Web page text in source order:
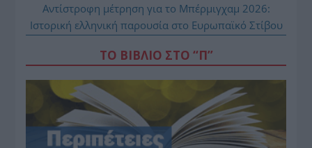
Αντίστροφη μέτρηση για το Μπέρμιγχαμ 2026:
Ιστορική ελληνική παρουσία στο Ευρωπαϊκό Στίβου
ΤΟ ΒΙΒΛΙΟ ΣΤΟ “Π”